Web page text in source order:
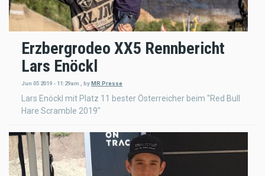
Erzbergrodeo XX5 Rennbericht
Lars Enöckl
Jun 05 2019 - 11:29am byMR Presse
Lars Enöckl mit Platz 11 bester Österreicher beim "Red Bull
Hare Scramble 2019"